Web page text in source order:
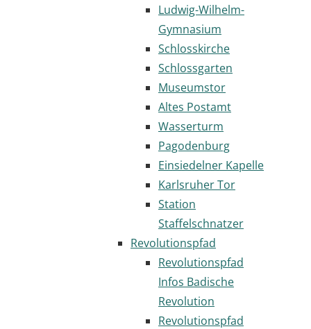
Ludwig-Wilhelm-
Gymnasium
Schlosskirche
Schlossgarten
Museumstor
Altes Postamt
Wasserturm
Pagodenburg
Einsiedelner Kapelle
Karlsruher Tor
Station
Staffelschnatzer
Revolutionspfad
Revolutionspfad
Infos Badische
Revolution
Revolutionspfad